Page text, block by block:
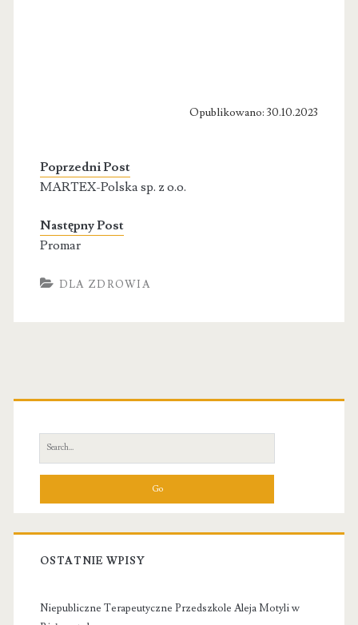
Opublikowano: 30.10.2023
Poprzedni Post
MARTEX-Polska sp. z o.o.
Następny Post
Promar
DLA ZDROWIA
Primary
Sidebar
Search
for:
OSTATNIE WPISY
Niepubliczne Terapeutyczne Przedszkole Aleja Motyli w